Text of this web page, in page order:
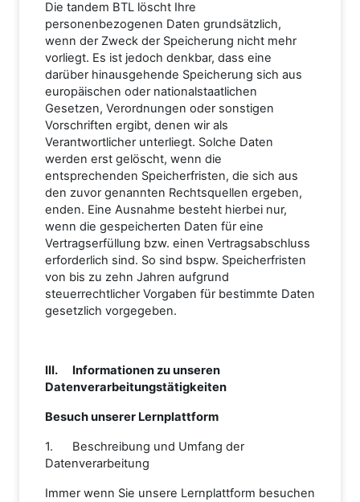
Die tandem BTL löscht Ihre
personenbezogenen Daten grundsätzlich,
wenn der Zweck der Speicherung nicht mehr
vorliegt. Es ist jedoch denkbar, dass eine
darüber hinausgehende Speicherung sich aus
europäischen oder nationalstaatlichen
Gesetzen, Verordnungen oder sonstigen
Vorschriften ergibt, denen wir als
Verantwortlicher unterliegt. Solche Daten
werden erst gelöscht, wenn die
entsprechenden Speicherfristen, die sich aus
den zuvor genannten Rechtsquellen ergeben,
enden. Eine Ausnahme besteht hierbei nur,
wenn die gespeicherten Daten für eine
Vertragserfüllung bzw. einen Vertragsabschluss
erforderlich sind. So sind bspw. Speicherfristen
von bis zu zehn Jahren aufgrund
steuerrechtlicher Vorgaben für bestimmte Daten
gesetzlich vorgegeben.
III. Informationen zu unseren
Datenverarbeitungstätigkeiten
Besuch unserer Lernplattform
1. Beschreibung und Umfang der
Datenverarbeitung
Immer wenn Sie unsere Lernplattform besuchen